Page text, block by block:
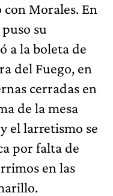
Morales. En
su
a la boleta de
del Fuego, en
cerradas en
de la mesa
el larretismo se
por falta de
en las